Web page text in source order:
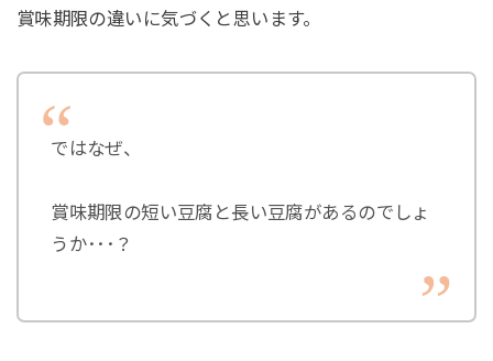
賞味期限の違いに気づくと思います。
ではなぜ、
賞味期限の短い豆腐と長い豆腐があるのでしょ
うか･･･？